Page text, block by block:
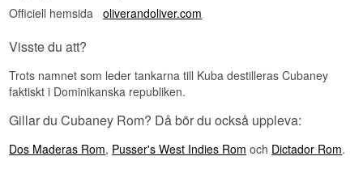
Officiell hemsida
oliverandoliver.com
Visste du att?
Trots namnet som leder tankarna till Kuba destilleras Cubaney
faktiskt i Dominikanska republiken.
Gillar du Cubaney Rom? Då bör du också uppleva:
Dos Maderas Rom, Pusser's West Indies Rom och Dictador Rom.